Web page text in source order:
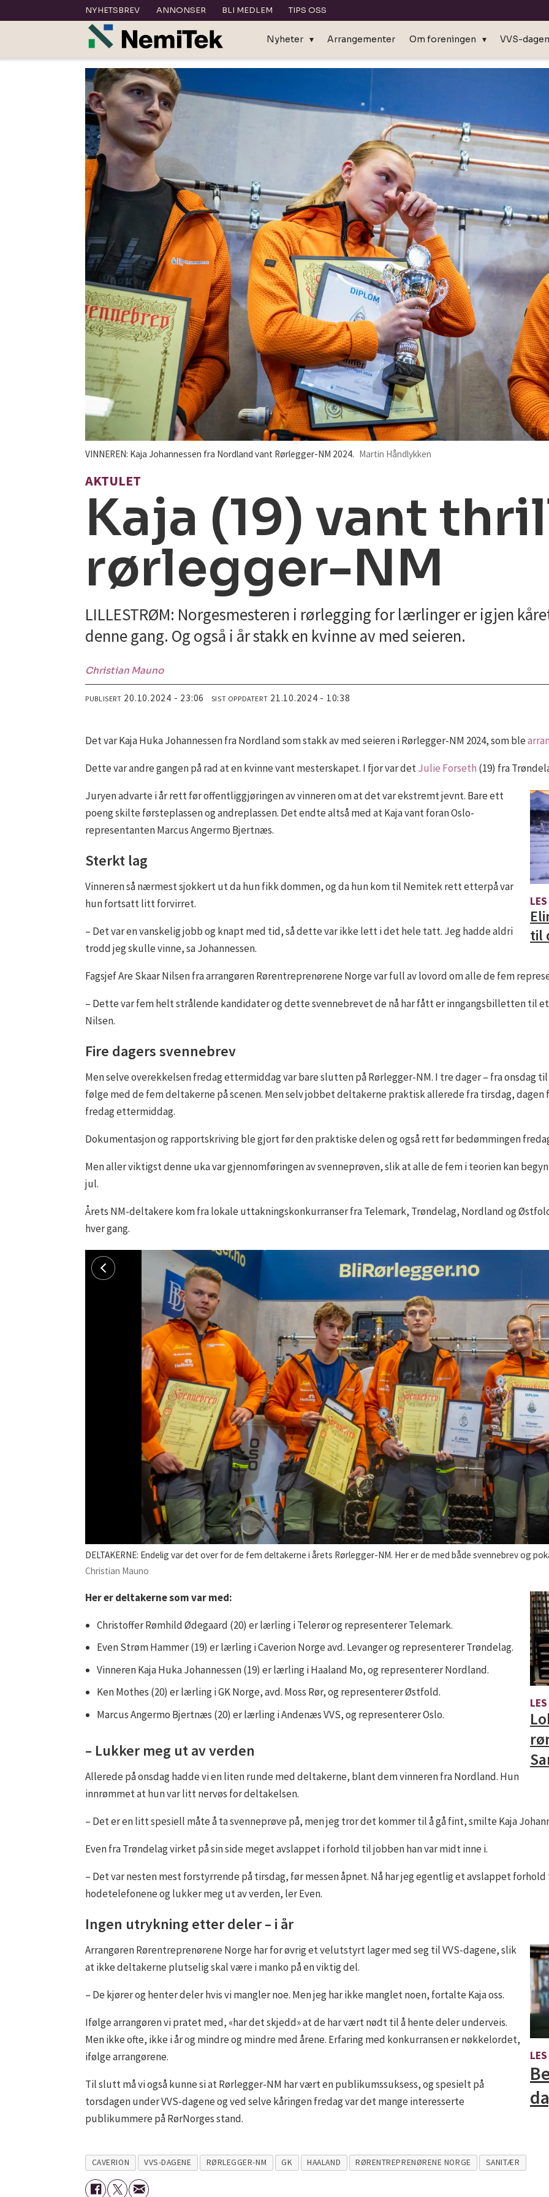
NYHETSBREV ANNONSER BLI MEDLEM TIPS OSS
Nyheter Arrangementer Om foreningen VVS-
VINNEREN: Kaja Johannessen fra Nordland vant Rørlegger-NM 2024. Martin Håndlykken
AKTULET
Kaja (19) vant
rørlegger-NM
LILLESTRØM: Norgesmesteren i rørlegging for lærlinger er igjen
denne gang. Og også i år stakk en kvinne av med seieren.
Christian Mauno
PUBLISERT 20.10.2024 - 23:06 SIST OPPDATERT 21.10.2024 - 10:38
Det var Kaja Huka Johannessen fra Nordland som stakk av med seieren i Rørlegger-NM 2024, som ble
Dette var andre gangen på rad at en kvinne vant mesterskapet. I fjor var detJulie Forseth (19) fra
til
Juryen advarte i år rett før offentliggjøringen av vinneren om at det var ekstremt jevnt. Bare ett
poeng skilte førsteplassen og andreplassen. Det endte altså med at Kaja vant foran Oslo-
representanten Marcus Angermo Bjertnæs.
Sterkt lag
Vinneren så nærmest sjokkert ut da hun fikk dommen, og da hun kom til Nemitek rett etterpå var
hun fortsatt litt forvirret.
– Det var en vanskelig jobb og knapt med tid, så dette var ikke lett i det hele tatt. Jeg hadde aldri
trodd jeg skulle vinne, sa Johannessen.
Fagsjef Are Skaar Nilsen fra arrangøren Rørentreprenørene Norge var full av lovord om alle de fem
– Dette var fem helt strålende kandidater og dette svennebrevet de nå har fått er inngangsbilletten til
Nilsen.
Fire dagers svennebrev
Men selve overekkelsen fredag ettermiddag var bare slutten på Rørlegger-NM. I tre dager – fra onsdag
følge med de fem deltakerne på scenen. Men selv jobbet deltakerne praktisk allerede fra tirsdag, dagen
fredag ettermiddag.
Dokumentasjon og rapportskriving ble gjort før den praktiske delen og også rett før bedømmingen
Men aller viktigst denne uka var gjennomføringen av svenneprøven, slik at alle de fem i teorien kan
jul.
Årets NM-deltakere kom fra lokale uttakningskonkurranser fra Telemark, Trøndelag, Nordland og
hver gang.
DELTAKERNE: Endelig var det over for de fem deltakerne i årets Rørlegger-NM. Her er de med både svennebrev og pokaler. Fra venstre Christoffer Rømhild Ødegaard, Even Strøm Hammer, Marcus
Christian Mauno
Her er deltakerne som var med:
Christoffer Rømhild Ødegaard (20) er lærling i Telerør og representerer Telemark.
Even Strøm Hammer (19) er lærling i Caverion Norge avd. Levanger og representerer Trøndelag.
Vinneren Kaja Huka Johannessen (19) er lærling i Haaland Mo, og representerer Nordland.
Ken Mothes (20) er lærling i GK Norge, avd. Moss Rør, og representerer Østfold.
Marcus Angermo Bjertnæs (20) er lærling i Andenæs VVS, og representerer Oslo.
– Lukker meg ut av verden
Allerede på onsdag hadde vi en liten runde med deltakerne, blant dem vinneren fra Nordland. Hun
innrømmet at hun var litt nervøs for deltakelsen.
– Det er en litt spesiell måte å ta svenneprøve på, men jeg tror det kommer til å gå fint, smilte Kaja
Even fra Trøndelag virket på sin side meget avslappet i forhold til jobben han var midt inne i.
– Det var nesten mest forstyrrende på tirsdag, før messen åpnet. Nå har jeg egentlig et avslappet
hodetelefonene og lukker meg ut av verden, ler Even.
Ingen utrykning etter deler – i år
Arrangøren Rørentreprenørene Norge har for øvrig et velutstyrt lager med seg til VVS-dagene, slik
at ikke deltakerne plutselig skal være i manko på en viktig del.
– De kjører og henter deler hvis vi mangler noe. Men jeg har ikke manglet noen, fortalte Kaja oss.
Ifølge arrangøren vi pratet med, «har det skjedd» at de har vært nødt til å hente deler underveis.
Men ikke ofte, ikke i år og mindre og mindre med årene. Erfaring med konkurransen er nøkkelordet,
ifølge arrangørene.
Til slutt må vi også kunne si at Rørlegger-NM har vært en publikumssuksess, og spesielt på
torsdagen under VVS-dagene og ved selve kåringen fredag var det mange interesserte
publikummere på RørNorges stand.
CAVERION VVS-DAGENE RØRLEGGER-NM GK HAALAND RØRENTREPRENØRENE NORGE SANITÆR